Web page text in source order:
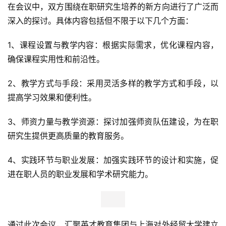
页
在会议中，双方围绕在职研究生培养的新方向进行了广泛而
深入的探讨。具体内容包括但不限于以下几个方面：
1、课程设置与教学内容：根据实际需求，优化课程内容，
确保课程实用性和前沿性。
2、教学方式与手段：采用灵活多样的教学方式和手段，以
提高学习效果和便利性。
3、师资力量与教学资源：探讨加强师资队伍建设，为在职
研究生提供更高质量的教育服务。
4、实践环节与职业发展：加强实践环节的设计和实施，促
进在职人员的职业发展和学术研究能力。